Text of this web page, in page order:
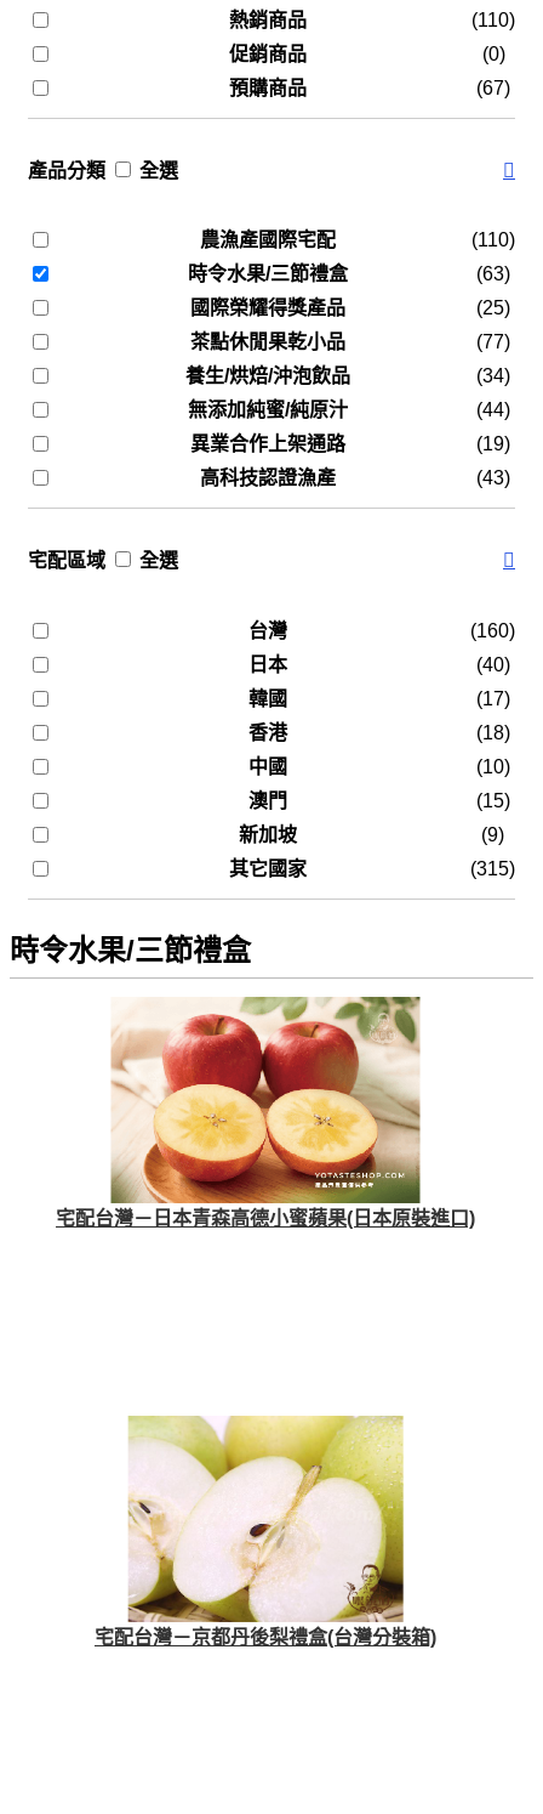
熱銷商品
(110)
促銷商品
(0)
預購商品
(67)
產品分類 全選
農漁產國際宅配
(110)
時令水果/三節禮盒
(63)
國際榮耀得獎產品
(25)
茶點休閒果乾小品
(77)
養生/烘焙/沖泡飲品
(34)
無添加純蜜/純原汁
(44)
異業合作上架通路
(19)
高科技認證漁產
(43)
宅配區域 全選
台灣
(160)
日本
(40)
韓國
(17)
香港
(18)
中國
(10)
澳門
(15)
新加坡
(9)
其它國家
(315)
時令水果/三節禮盒
宅配台灣－日本青森高德小蜜蘋果(日本原裝進口)
宅配台灣－京都丹後梨禮盒(台灣分裝箱)